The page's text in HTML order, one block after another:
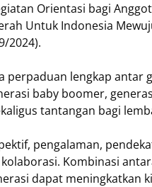
Orientasi bagi
Untuk Indonesia
2024).
perpaduan lengkap antar
baby boomer,
tantangan bagi
pengalaman,
Kombinasi
dapat meningkatkan